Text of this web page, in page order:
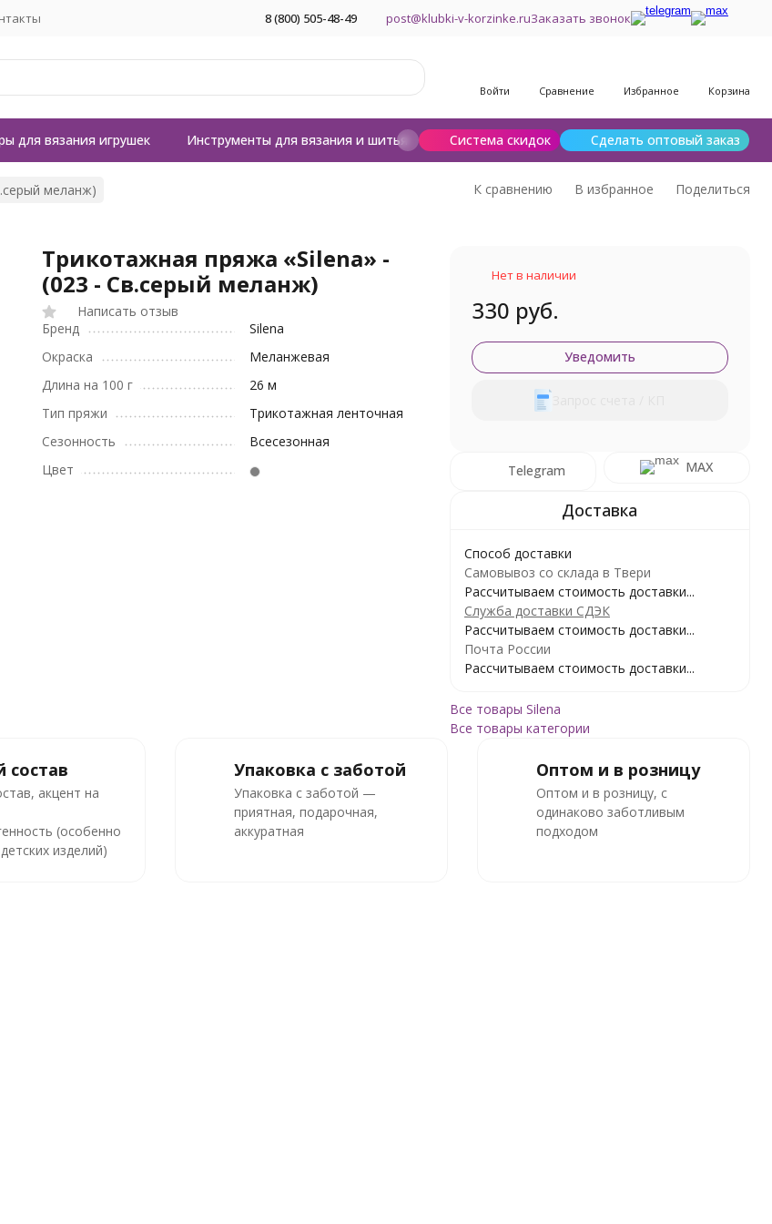
8 (800) 505-48-49 post@klubki-v-korzinke.ruЗаказать звонок
Войти Сравнение Избранное Корзина
Система скидок Сделать оптовый заказ
для вязания игрушек Инструменты для вязания и шитья Шерсть для валяния
меланж) К сравнению В избранное Поделиться
Трикотажная пряжа «Silena» -
(023 - Св.серый меланж)
Написать отзыв
Бренд
Silena
Окраска
Меланжевая
Длина на 100 г
26 м
Тип пряжи
Трикотажная ленточная
Сезонность
Всесезонная
Цвет
Нет в наличии
330 руб.
Уведомить
Telegram MAX
Способ доставки
Самовывоз со склада в Твери
Рассчитываем стоимость доставки...
Служба доставки СДЭК
Рассчитываем стоимость доставки...
Почта России
Рассчитываем стоимость доставки...
Все товары Silena
Все товары категории
состав
акцент на
(особенно
изделий)
Упаковка с заботой
Упаковка с заботой —
приятная, подарочная,
аккуратная
Оптом и в розницу
Оптом и в розницу, с
одинаково заботливым
подходом